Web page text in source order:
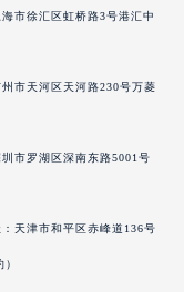
市徐汇区虹桥路3号港汇中
州市天河区天河路230号万菱
圳市罗湖区深南东路5001号
：天津市和平区赤峰道136号